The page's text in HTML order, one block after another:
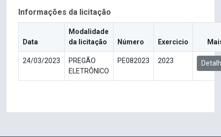
Informações da licitação
Data
Modalidade
da licitação
Número Exercicio
24/03/2023
PREGÃO
ELETRÔNICO
PE082023 2023